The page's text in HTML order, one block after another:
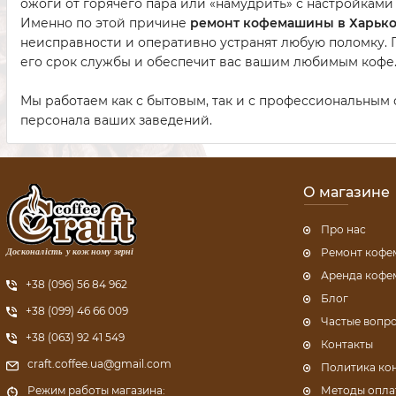
ожоги от горячего пара или «намудрить» с
Именно по этой причине ремонт кофемашины в
неисправности и оперативно устранят любую
его срок службы и обеспечит вас вашим любимым кофе.
Мы работаем как с бытовым, так и с профессиональным
персонала ваших заведений.
Досконалість у кожному зерні
+38 (096) 56 84 962
+38 (099) 46 66 009
+38 (063) 92 41 549
craft.coffee.ua@gmail.com
Режим работы магазина:
О магазине
Про нас
Ремонт
Аренда
Блог
Частые
Контакты
Политика
Методы